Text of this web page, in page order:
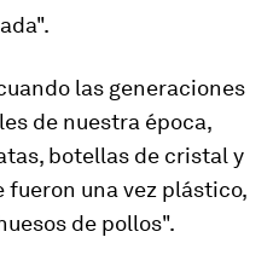
las generaciones
de nuestra época,
botellas de cristal y
una vez plástico,
de pollos".